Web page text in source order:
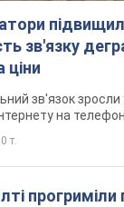
зв'язку
ціни
зв'язок зросли
на
т.